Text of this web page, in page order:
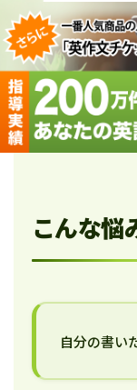
こんな悩
自分の書い